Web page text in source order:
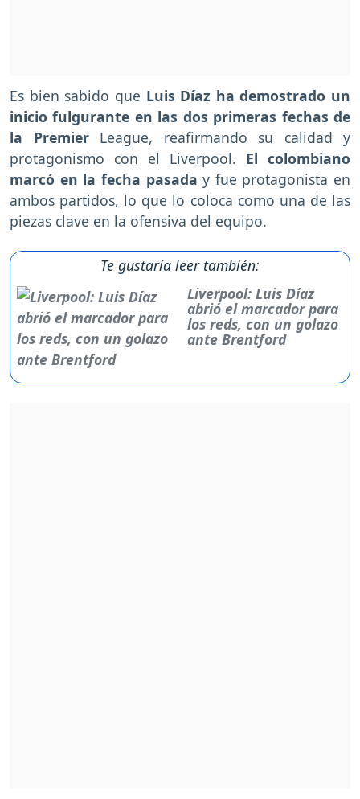
Es bien sabido que Luis Díaz ha demostrado un
inicio fulgurante en las dos primeras fechas de
la PremierLeague, reafirmando su calidad y
protagonismo con el Liverpool. El colombiano
marcó en la fecha pasada y fue protagonista en
ambos partidos, lo que lo coloca como una de las
piezas clave en la ofensiva del equipo.
Te gustaría leer también:
Liverpool: Luis Díaz
abrió el marcador para
los reds, con un golazo
ante Brentford